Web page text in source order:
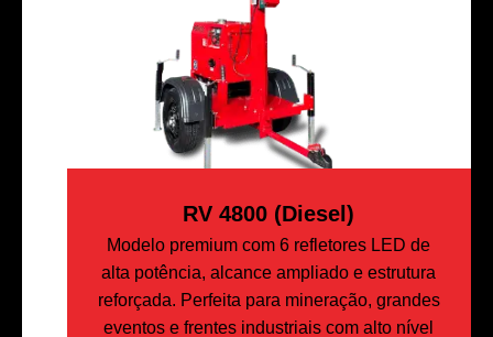
RV 4800 (Diesel)
Modelo premium com 6 refletores LED de
alta potência, alcance ampliado e estrutura
reforçada. Perfeita para mineração, grandes
eventos e frentes industriais com alto nível